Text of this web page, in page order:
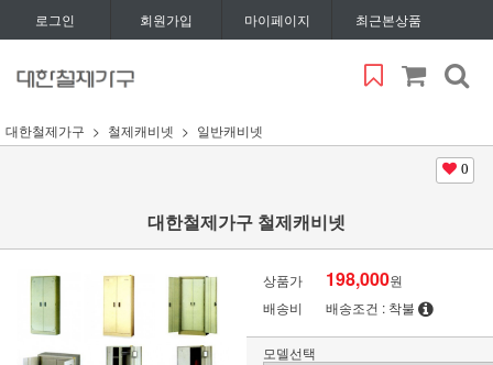
로그인 회원가입 마이페이지 최근본상품
대한철제가구 철제캐비넷 일반캐비넷
0
대한철제가구 철제캐비넷
상품가 198,000원
배송비
배송조건 : 착불
모델선택